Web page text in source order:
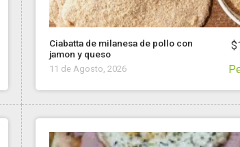
Ciabatta de milanesa de pollo con
jamon y queso
11 de Agosto, 2026